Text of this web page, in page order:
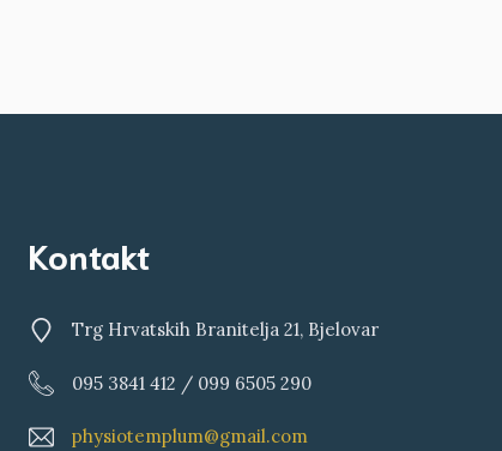
Kontakt
Trg Hrvatskih Branitelja 21, Bjelovar
095 3841 412 / 099 6505 290
physiotemplum@gmail.com